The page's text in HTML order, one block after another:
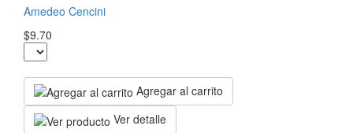
Amedeo Cencini
$9.70
Agregar al carrito
Ver detalle